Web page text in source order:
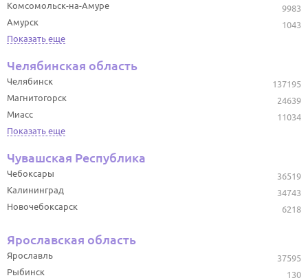
9983
Комсомольск-на-Амуре
1043
Амурск
Показать еще
Челябинская область
137195
Челябинск
24639
Магнитогорск
11034
Миасс
Показать еще
Чувашская Республика
36519
Чебоксары
34743
Калининград
6218
Новочебоксарск
Ярославская область
37595
Ярославль
130
Рыбинск